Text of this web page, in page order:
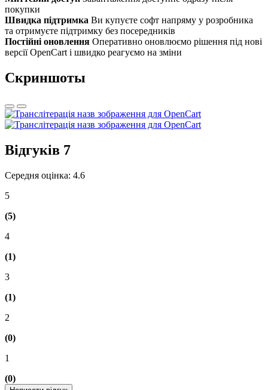
покупки
Швидка підтримка Ви купуєте софт напряму у розробника
та отримуєте підтримку без посередників
Постійні оновлення Оперативно оновлюємо рішення під нові
версії OpenCart і швидко реагуємо на зміни
Скриншоты
Відгуків 7
Середня оцінка: 4.6
5
(5)
4
(1)
3
(1)
2
(0)
1
(0)